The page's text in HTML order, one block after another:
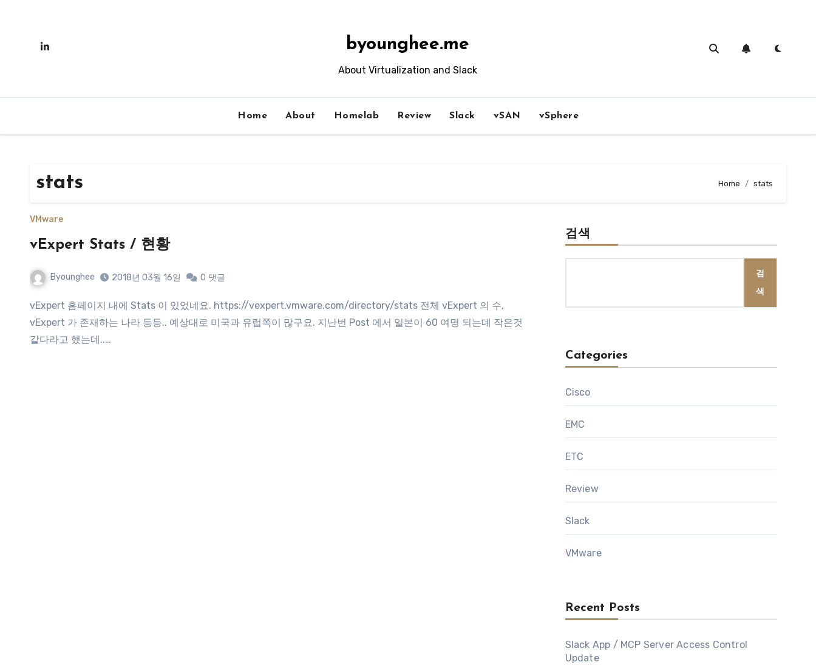
byounghee.me
About Virtualization and Slack
Home About Homelab Review Slack vSAN vSphere
stats Home stats
VMware
vExpert Stats / 현황
Byounghee 2018년 03월 16일 0 댓글
vExpert 홈페이지 내에 Stats 이 있었네요. https://vexpert.vmware.com/directory/stats 전체 vExpert 의 수,
vExpert 가 존재하는 나라 등등.. 예상대로 미국과 유럽쪽이 많구요. 지난번 Post 에서 일본이 60 여명 되는데 작은것
같다라고 했는데..…
검색
검
색
Categories
Cisco
EMC
ETC
Review
Slack
VMware
Recent Posts
Slack App / MCP Server Access Control
Update